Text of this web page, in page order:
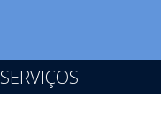
SERVIÇOS